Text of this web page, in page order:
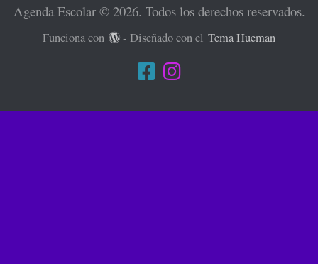
Agenda Escolar © 2026. Todos los derechos reservados.
Funciona con - Diseñado con elTema Hueman